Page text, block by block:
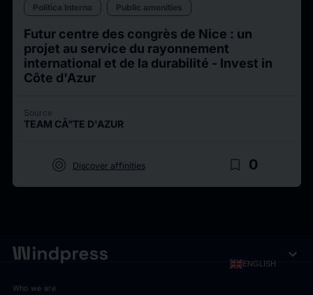
Politica Interna
Public amenities
Futur centre des congrès de Nice : un
projet au service du rayonnement
international et de la durabilité - Invest in
Côte d'Azur
Source
TEAM CÃ”TE D'AZUR
target Discover affinities bookmark_border 0
ENGLISH expand_more
Who we are